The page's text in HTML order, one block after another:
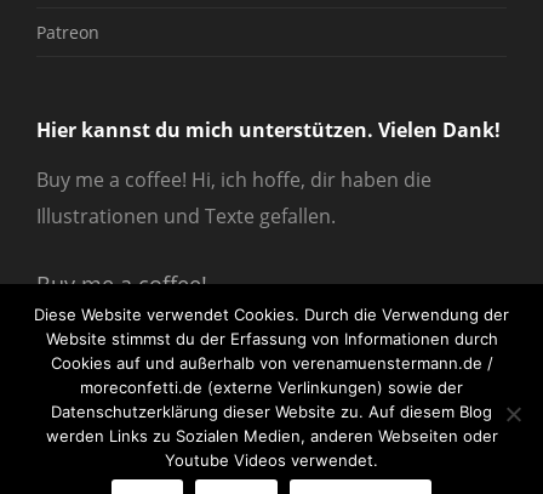
Patreon
Hier kannst du mich unterstützen. Vielen Dank!
Buy me a coffee! Hi, ich hoffe, dir haben die
Illustrationen und Texte gefallen.
Buy me a coffee!
verenamuenstermannAll Rights Reserved.
Diese Website verwendet Cookies. Durch die Verwendung der
Website stimmst du der Erfassung von Informationen durch
Cookies auf und außerhalb von verenamuenstermann.de /
moreconfetti.de (externe Verlinkungen) sowie der
Datenschutzerklärung dieser Website zu. Auf diesem Blog
werden Links zu Sozialen Medien, anderen Webseiten oder
Youtube Videos verwendet.